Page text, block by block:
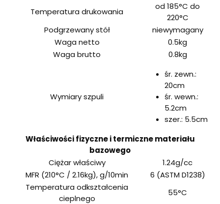
Temperatura drukowania
od 185°C do
220°C
Podgrzewany stół
niewymagany
Waga netto
0.5kg
Waga brutto
0.8kg
Wymiary szpuli
śr. zewn.:
20cm
śr. wewn.:
5.2cm
szer.: 5.5cm
Właściwości fizyczne i termiczne materiału
bazowego
Ciężar właściwy
1.24g/cc
MFR (210°C / 2.16kg), g/10min
6 (ASTM D1238)
Temperatura odkształcenia
cieplnego
55°C